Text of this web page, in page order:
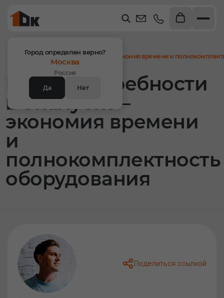
Город определен верно?
Москва
Россия
Да
Нет
Расчет потребности
в опалубке –
экономия времени
и
полнокомплектность
оборудования
Главная Статьи
Расчет потребности в опалубке – экономия времени и
Поделиться ссылкой